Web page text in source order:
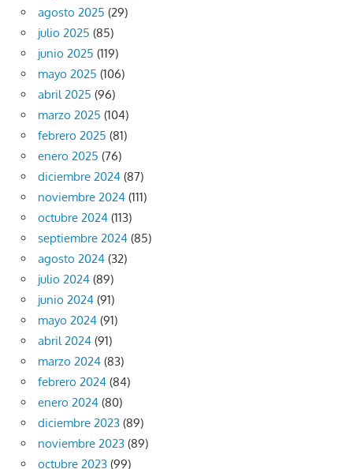
agosto 2025 (29)
julio 2025 (85)
junio 2025 (119)
mayo 2025 (106)
abril 2025 (96)
marzo 2025 (104)
febrero 2025 (81)
enero 2025 (76)
diciembre 2024 (87)
noviembre 2024 (111)
octubre 2024 (113)
septiembre 2024 (85)
agosto 2024 (32)
julio 2024 (89)
junio 2024 (91)
mayo 2024 (91)
abril 2024 (91)
marzo 2024 (83)
febrero 2024 (84)
enero 2024 (80)
diciembre 2023 (89)
noviembre 2023 (89)
octubre 2023 (99)